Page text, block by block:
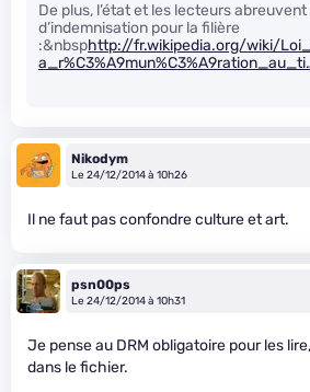
De plus, l’état et les lecteurs
d’indemnisation pour la filière
:&nbsphttp://fr.wikipedia.org/wiki/
Nikodym
Le 24/12/2014 à 10h26
Il ne faut pas confondre culture et art.
psn00ps
Le 24/12/2014 à 10h31
Je pense au DRM obligatoire pour les
dans le fichier.